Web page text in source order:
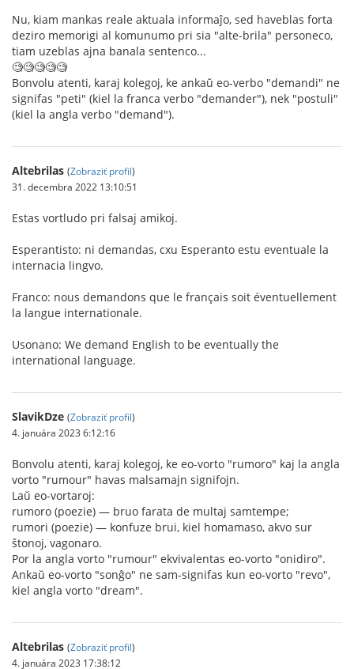
Nu, kiam mankas reale aktuala informaĵo, sed haveblas forta
deziro memorigi al komunumo pri sia "alte-brila" personeco,
tiam uzeblas ajna banala sentenco...
🧐🧐🧐🧐🧐
Bonvolu atenti, karaj kolegoj, ke ankaŭ eo-verbo "demandi" ne
signifas "peti" (kiel la franca verbo "demander"), nek "postuli"
(kiel la angla verbo "demand").
Altebrilas (Zobraziť profil)
31. decembra 2022 13:10:51
Estas vortludo pri falsaj amikoj.
Esperantisto: ni demandas, cxu Esperanto estu eventuale la
internacia lingvo.
Franco: nous demandons que le français soit éventuellement
la langue internationale.
Usonano: We demand English to be eventually the
international language.
SlavikDze (Zobraziť profil)
4. januára 2023 6:12:16
Bonvolu atenti, karaj kolegoj, ke eo-vorto "rumoro" kaj la angla
vorto "rumour" havas malsamajn signifojn.
Laŭ eo-vortaroj:
rumoro (poezie) — bruo farata de multaj samtempe;
rumori (poezie) — konfuze brui, kiel homamaso, akvo sur
ŝtonoj, vagonaro.
Por la angla vorto "rumour" ekvivalentas eo-vorto "onidiro".
Ankaŭ eo-vorto "sonĝo" ne sam-signifas kun eo-vorto "revo",
kiel angla vorto "dream".
Altebrilas (Zobraziť profil)
4. januára 2023 17:38:12